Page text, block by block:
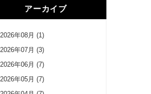
アーカイブ
2026年08月 (1)
2026年07月 (3)
2026年06月 (7)
2026年05月 (7)